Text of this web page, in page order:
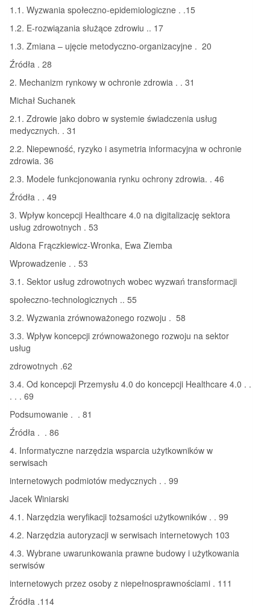
1.1. Wyzwania społeczno-epidemiologiczne . .15
1.2. E-rozwiązania służące zdrowiu .. 17
1.3. Zmiana – ujęcie metodyczno-organizacyjne . 20
Źródła . 28
2. Mechanizm rynkowy w ochronie zdrowia . . 31
Michał Suchanek
2.1. Zdrowie jako dobro w systemie świadczenia usług
medycznych. . 31
2.2. Niepewność, ryzyko i asymetria informacyjna w ochronie
zdrowia. 36
2.3. Modele funkcjonowania rynku ochrony zdrowia. . 46
Źródła . . 49
3. Wpływ koncepcji Healthcare 4.0 na digitalizację sektora
usług zdrowotnych . 53
Aldona Frączkiewicz-Wronka, Ewa Ziemba
Wprowadzenie . . 53
3.1. Sektor usług zdrowotnych wobec wyzwań transformacji
społeczno-technologicznych .. 55
3.2. Wyzwania zrównoważonego rozwoju . 58
3.3. Wpływ koncepcji zrównoważonego rozwoju na sektor
usług
zdrowotnych .62
3.4. Od koncepcji Przemysłu 4.0 do koncepcji Healthcare 4.0 . .
. . . 69
Podsumowanie . . 81
Źródła . . 86
4. Informatyczne narzędzia wsparcia użytkowników w
serwisach
internetowych podmiotów medycznych . . 99
Jacek Winiarski
4.1. Narzędzia weryfikacji tożsamości użytkowników . . 99
4.2. Narzędzia autoryzacji w serwisach internetowych 103
4.3. Wybrane uwarunkowania prawne budowy i użytkowania
serwisów
internetowych przez osoby z niepełnosprawnościami . 111
Źródła .114